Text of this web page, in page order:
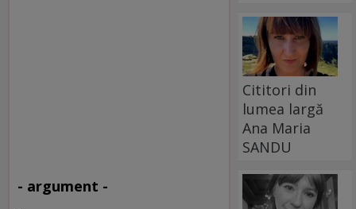
- argument -
Cititori din
lumea largă
Ana Maria
SANDU